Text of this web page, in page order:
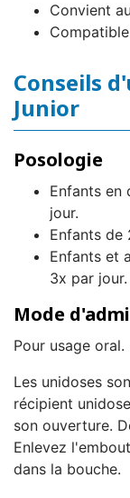
Convient
Conseils
Junior
Posologie
Enfants en
jour.
Enfants de
Enfants et
3x par jour.
Mode
Pour usage oral.
Les unidoses
récipient
son ouverture.
Enlevez
dans la bouche.